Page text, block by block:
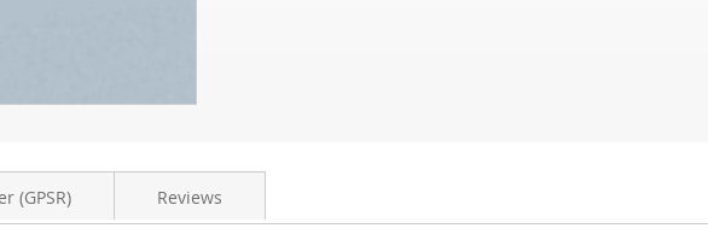
(GPSR) Reviews